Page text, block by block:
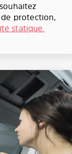
protection,
statique.